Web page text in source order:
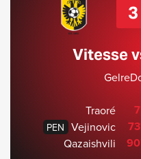
3
Vitesse
Traoré
PEN Vejinovic
Qazaishvili